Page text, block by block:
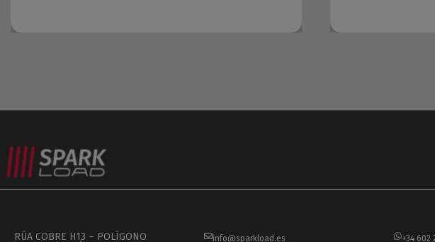
RÚA COBRE H13 – POLÍGONO
info@sparkload.es +34 602